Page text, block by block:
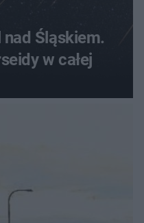
Śląskiem.
w całej